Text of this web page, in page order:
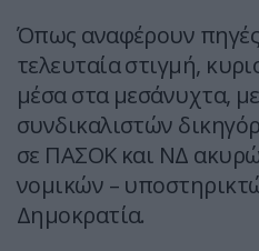
Όπως αναφέρουν
τελευταία στιγμή,
μέσα στα μεσάνυχτα,
συνδικαλιστών
σε ΠΑΣΟΚ και ΝΔ
νομικών –
Δημοκρατία.